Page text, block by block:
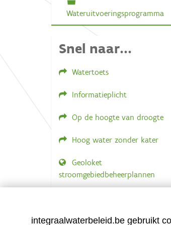
Wateruitvoeringsprogramma
Snel naar...
Watertoets
Informatieplicht
Op de hoogte van droogte
Hoog water zonder kater
Geoloket
stroomgebiedbeheerplannen
integraalwaterbeleid.be gebruikt